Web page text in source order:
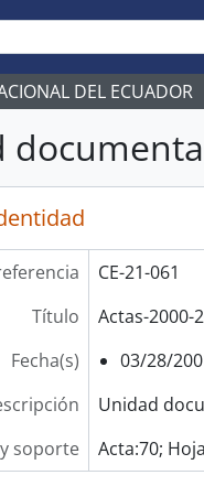
DEL ECUADOR
CE-21-061
Título
Actas-2000-
Fecha(s)
03/28/
Unidad
soporte
Acta:70;